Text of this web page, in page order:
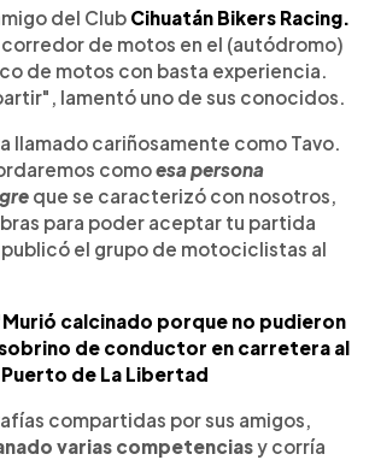
del Club Cihuatán Bikers Racing.
de motos en el (autódromo)
de motos con basta experiencia.
lamentó uno de sus conocidos.
llamado cariñosamente como Tavo.
comoesa persona
que se caracterizó con nosotros,
para poder aceptar tu partida
el grupo de motociclistas al
calcinado porque no pudieron
de conductor en carretera al
Puerto de La Libertad
compartidas por sus amigos,
varias competenciasy corría